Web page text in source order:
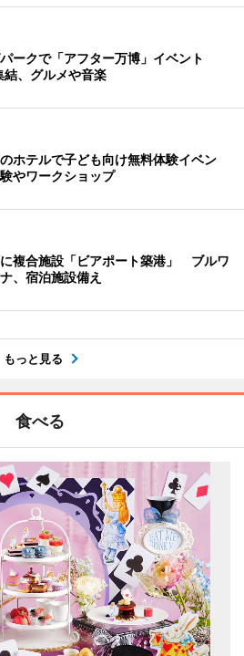
ークで「アフター万博」イベント
、グルメや音楽
ホテルで子ども向け無料体験イベン
やワークショップ
複合施設「ビアポート築港」 ブルワ
、宿泊施設備え
もっと見る
食べる